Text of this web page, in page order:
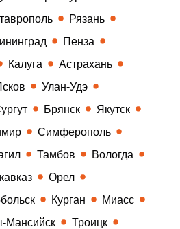
Рязань
Пенза
Калуга
Астрахань
Улан-Удэ
Брянск
Якутск
Симферополь
Тамбов
Вологда
Орел
Курган
Миасс
Мансийск
Троицк